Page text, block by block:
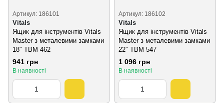
Артикул: 186101
Vitals
Ящик для інструментів Vitals
Master з металевими замками
18″ TBM-462
941 грн
В наявності
Артикул: 186102
Vitals
Ящик для інструментів Vitals
Master з металевими замками
22″ TBM-547
1 096 грн
В наявності